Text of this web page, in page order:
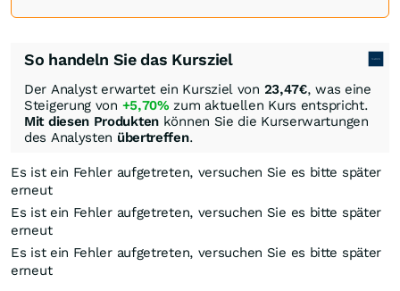
So handeln Sie das Kursziel
Der Analyst erwartet ein Kursziel von 23,47€, was eine
Steigerung von +5,70% zum aktuellen Kurs entspricht.
Mit diesen Produkten können Sie die Kurserwartungen
des Analysten übertreffen.
Es ist ein Fehler aufgetreten, versuchen Sie es bitte später
erneut
Es ist ein Fehler aufgetreten, versuchen Sie es bitte später
erneut
Es ist ein Fehler aufgetreten, versuchen Sie es bitte später
erneut